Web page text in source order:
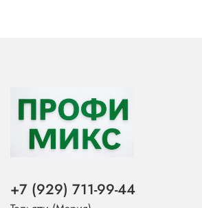
+7 (929) 711-99-44